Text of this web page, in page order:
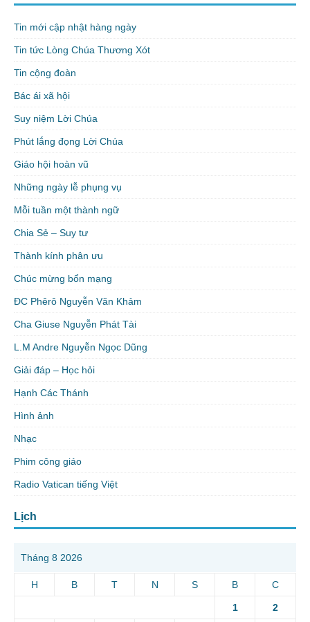
Tin mới cập nhật hàng ngày
Tin tức Lòng Chúa Thương Xót
Tin cộng đoàn
Bác ái xã hội
Suy niệm Lời Chúa
Phút lắng đọng Lời Chúa
Giáo hội hoàn vũ
Những ngày lễ phụng vụ
Mỗi tuần một thành ngữ
Chia Sẻ – Suy tư
Thành kính phân ưu
Chúc mừng bổn mạng
ĐC Phêrô Nguyễn Văn Khảm
Cha Giuse Nguyễn Phát Tài
L.M Andre Nguyễn Ngọc Dũng
Giải đáp – Học hỏi
Hạnh Các Thánh
Hình ảnh
Nhạc
Phim công giáo
Radio Vatican tiếng Việt
Lịch
Tháng 8 2026
H B T N S B C
1 2